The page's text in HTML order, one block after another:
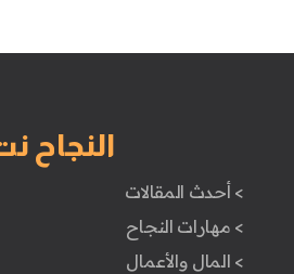
النجاح
> أحدث المقالات
> مهارات النجاح
> المال والأعمال